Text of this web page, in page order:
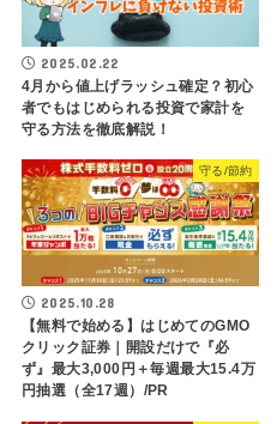
2025.02.22
4月から値上げラッシュ確定？初心
者でもはじめられる投資で家計を
守る方法を徹底解説！
守る/節約
2025.10.28
【無料で始める】はじめてのGMO
クリック証券｜開設だけで『必
ず』最大3,000円＋毎週最大15.4万
円抽選（全17週）/PR